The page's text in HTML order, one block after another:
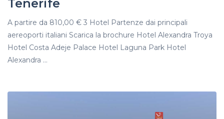
Tenerife
A partire da 810,00 € 3 Hotel Partenze dai principali
aereoporti italiani Scarica la brochure Hotel Alexandra Troya
Hotel Costa Adeje Palace Hotel Laguna Park Hotel
Alexandra ...